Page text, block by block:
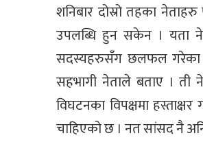
शनिबार दोस्रो तहका
उपलब्धि हुन सकेन । यता
सदस्यहरुसँग छलफल गरेका
सहभागी नेताले बताए । ती
विघटनका विपक्षमा
चाहिएको छ । नत सांसद नै